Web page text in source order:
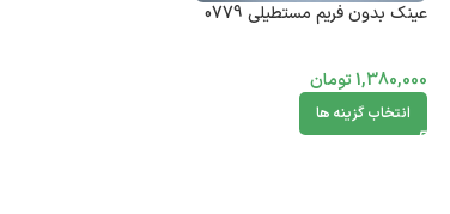
عینک بدون فریم مستطیلی 0779
1,380,000تومان
انتخاب گزینه ها